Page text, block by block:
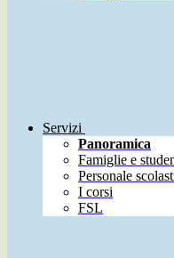
Servizi
Panoramica
Famiglie e
Personale
I corsi
FSL